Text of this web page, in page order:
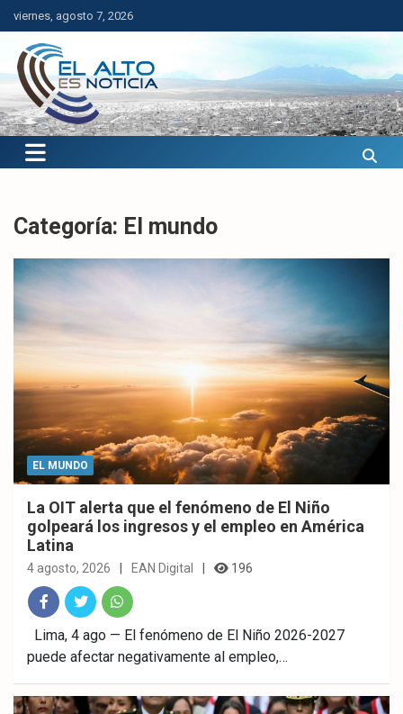
Saltar
al
contenido
viernes, agosto 7, 2026
El Alto es Noticia
Últimas noticias de El Alto, Bolivia y el mundo.
Categoría: El mundo
EL MUNDO
La OIT alerta que el fenómeno de El Niño
golpeará los ingresos y el empleo en América
Latina
4 agosto, 2026 EAN Digital 196
Fac
ebo
ok
Twitt
er
What
sAp
p
Lima, 4 ago — El fenómeno de El Niño 2026-2027
puede afectar negativamente al empleo,…